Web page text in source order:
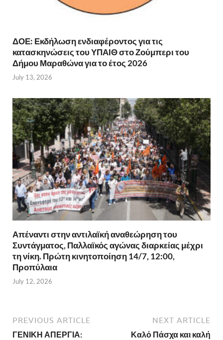
ΔΟΕ: Εκδήλωση ενδιαφέροντος για τις
κατασκηνώσεις του ΥΠΑΙΘ στο Ζούμπερι του
Δήμου Μαραθώνα για το έτος 2026
July 13, 2026
Απέναντι στην αντιλαϊκή αναθεώρηση του
Συντάγματος, Παλλαϊκός αγώνας διαρκείας μέχρι
τη νίκη. Πρώτη κινητοποίηση 14/7, 12:00,
Προπύλαια
July 12, 2026
PREVIOUS ARTICLE
ΓΕΝΙΚΗ ΑΠΕΡΓΙΑ:
NEXT ARTICLE
Καλό Πάσχα και καλή